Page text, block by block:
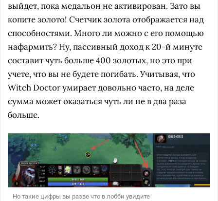
выйдет, пока медальон не активирован. Зато вы
копите золото! Счетчик золота отображается над
способностями. Много ли можно с его помощью
нафармить? Ну, пассивный доход к 20-й минуте
составит чуть больше 400 золотых, но это при
учете, что вы не будете погибать. Учитывая, что
Witch Doctor умирает довольно часто, на деле
сумма может оказаться чуть ли не в два раза
больше.
Но такие цифры вы разве что в лобби увидите